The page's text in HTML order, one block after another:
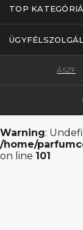
TOP
ÁSZF
Warning:
/home/
on line 101